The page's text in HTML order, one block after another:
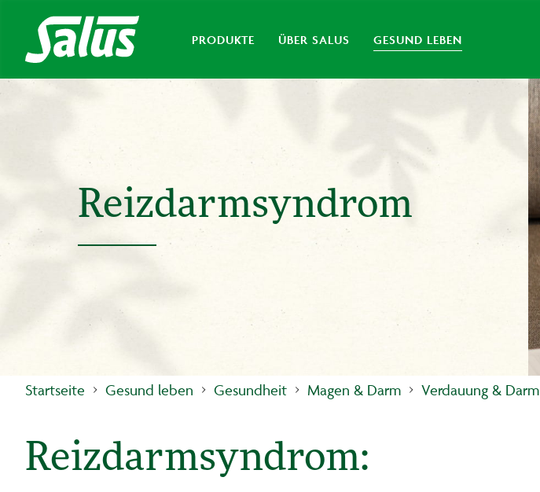
PRODUKTE ÜBER SALUS GESUND LEBEN
Reizdarmsyndrom
Startseite Gesund leben Gesundheit Magen & Darm Verdauung & Darm
Reizdarmsyndrom: